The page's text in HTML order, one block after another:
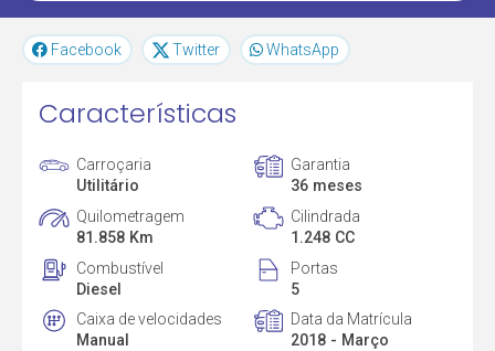
Facebook Twitter WhatsApp
Características
Carroçaria
Utilitário
Garantia
36 meses
Quilometragem
81.858 Km
Cilindrada
1.248 CC
Combustível
Diesel
Portas
5
Caixa de velocidades
Manual
Data da Matrícula
2018 - Março